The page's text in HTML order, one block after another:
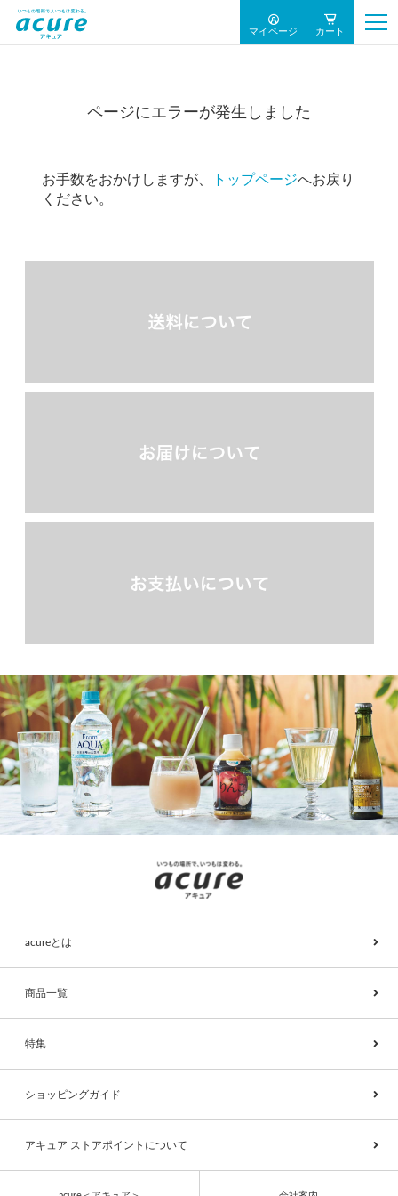
マイページ カート
ページにエラーが発生しました
お手数をおかけしますが、 トップページへお戻り
ください。
acureとは
商品一覧
特集
ショッピングガイド
アキュア ストアポイントについて